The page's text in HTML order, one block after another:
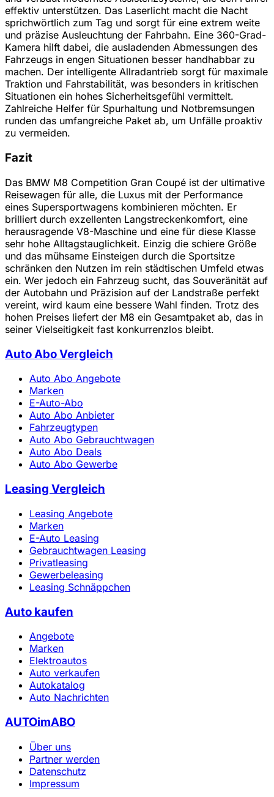
effektiv unterstützen. Das Laserlicht macht die Nacht
sprichwörtlich zum Tag und sorgt für eine extrem weite
und präzise Ausleuchtung der Fahrbahn. Eine 360-Grad-
Kamera hilft dabei, die ausladenden Abmessungen des
Fahrzeugs in engen Situationen besser handhabbar zu
machen. Der intelligente Allradantrieb sorgt für maximale
Traktion und Fahrstabilität, was besonders in kritischen
Situationen ein hohes Sicherheitsgefühl vermittelt.
Zahlreiche Helfer für Spurhaltung und Notbremsungen
runden das umfangreiche Paket ab, um Unfälle proaktiv
zu vermeiden.
Fazit
Das BMW M8 Competition Gran Coupé ist der ultimative
Reisewagen für alle, die Luxus mit der Performance
eines Supersportwagens kombinieren möchten. Er
brilliert durch exzellenten Langstreckenkomfort, eine
herausragende V8-Maschine und eine für diese Klasse
sehr hohe Alltagstauglichkeit. Einzig die schiere Größe
und das mühsame Einsteigen durch die Sportsitze
schränken den Nutzen im rein städtischen Umfeld etwas
ein. Wer jedoch ein Fahrzeug sucht, das Souveränität auf
der Autobahn und Präzision auf der Landstraße perfekt
vereint, wird kaum eine bessere Wahl finden. Trotz des
hohen Preises liefert der M8 ein Gesamtpaket ab, das in
seiner Vielseitigkeit fast konkurrenzlos bleibt.
Auto Abo Vergleich
Auto Abo Angebote
Marken
E-Auto-Abo
Auto Abo Anbieter
Fahrzeugtypen
Auto Abo Gebrauchtwagen
Auto Abo Deals
Auto Abo Gewerbe
Leasing Vergleich
Leasing Angebote
Marken
E-Auto Leasing
Gebrauchtwagen Leasing
Privatleasing
Gewerbeleasing
Leasing Schnäppchen
Auto kaufen
Angebote
Marken
Elektroautos
Auto verkaufen
Autokatalog
Auto Nachrichten
AUTOimABO
Über uns
Partner werden
Datenschutz
Impressum